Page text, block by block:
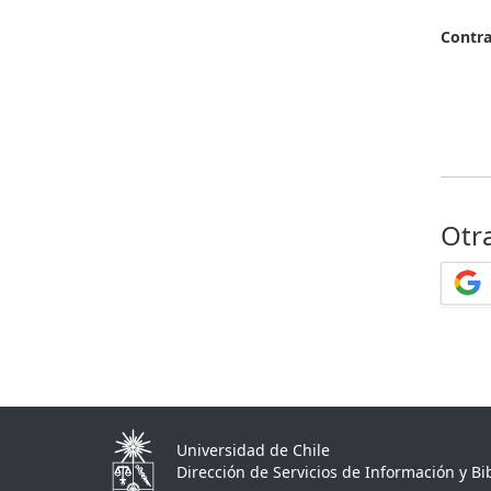
Universidad de Chile
Dirección de Servicios de Información y